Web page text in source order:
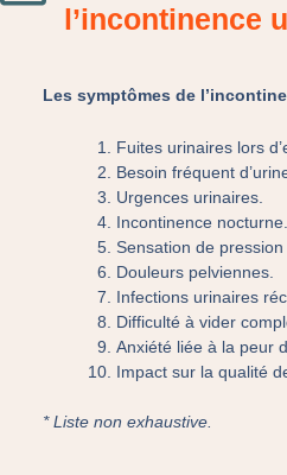
l’incontinence
Les symptômes de
Fuites urinaires lors
Besoin fréquent
Urgences urinaires.
Incontinence nocturne.
Sensation de
Douleurs pelviennes.
Infections urinaires
Difficulté à vider
Anxiété liée à la peur
Impact sur la qualité
* Liste non exhaustive.